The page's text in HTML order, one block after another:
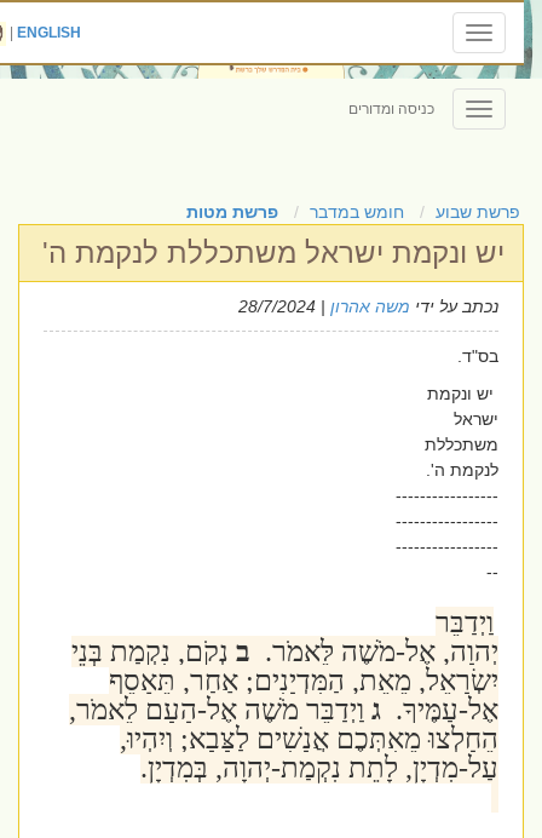
Toggle
navigation
ENGLISH
|
Toggle
navigation
כניסה ומדורים
פרשת שבוע חומש במדבר פרשת מטות
יש ונקמת ישראל משתכללת לנקמת ה'
נכתב על ידימשה אהרון| 28/7/2024
בס"ד.
יש ונקמת
ישראל
משתכללת
לנקמת ה'.
-----------------
-----------------
-----------------
וַיְדַבֵּר
יְהוָה, אֶל-מֹשֶׁה לֵּאמֹר.ב נְקֹם, נִקְמַת בְּנֵי
יִשְׂרָאֵל, מֵאֵת, הַמִּדְיָנִים; אַחַר, תֵּאָסֵף
אֶל-עַמֶּיךָ.ג וַיְדַבֵּר מֹשֶׁה אֶל-הָעָם לֵאמֹר,
הֵחָלְצוּ מֵאִתְּכֶם אֲנָשִׁים לַצָּבָא; וְיִהְיוּ,
עַל-מִדְיָן, לָתֵת נִקְמַת-יְהוָה, בְּמִדְיָן.